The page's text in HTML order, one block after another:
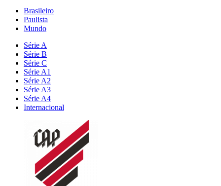
Brasileiro
Paulista
Mundo
Série A
Série B
Série C
Série A1
Série A2
Série A3
Série A4
Internacional